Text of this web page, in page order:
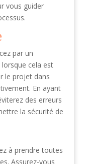
vous guider
par un
cela est
le projet dans
En ayant
des erreurs
la sécurité de
à prendre toutes
Assurez-vous